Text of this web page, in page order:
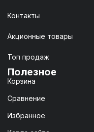
Контакты
Акционные товары
Топ продаж
Полезное
Корзина
Сравнение
Избранное